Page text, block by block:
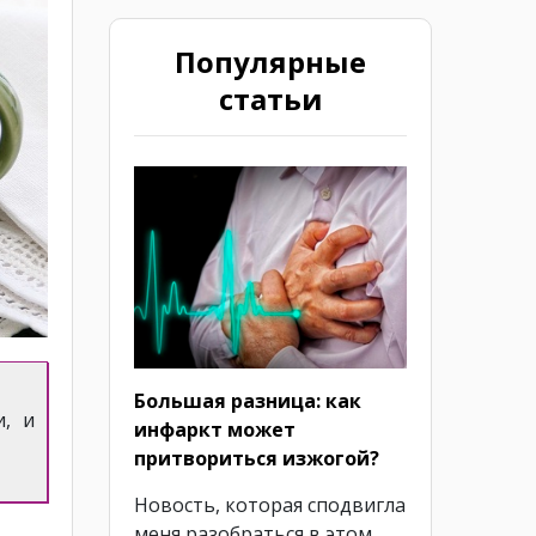
и
Популярные
статьи
Большая разница: как
инфаркт может
притвориться изжогой?
Новость, которая сподвигла